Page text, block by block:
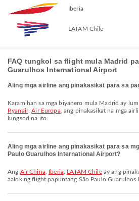
Iberia
LATAM Chile
FAQ tungkol sa flight mula Madrid
Guarulhos International Airport
Aling mga airline ang pinakasikat para sa
Karamihan sa mga biyahero mula Madrid ay
Ryanair,Air Europa, ang pinakasikat na mga
lungsod na ito.
Aling mga airline ang pinakasikat para sa
Paulo Guarulhos International Airport?
Ang Air China, Iberia, LATAM Chileay ang
aalok ng flight papuntang São Paulo Guarulhos